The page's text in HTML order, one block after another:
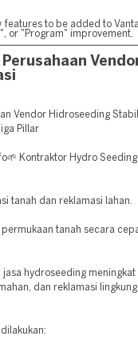
to be added to
or "Program" improvement.
Vendor Hidroseeding
Pillar
Kontraktor Hydro
tanah dan reklamasi lahan.
tanah secara
jasa hydroseeding
dan reklamasi